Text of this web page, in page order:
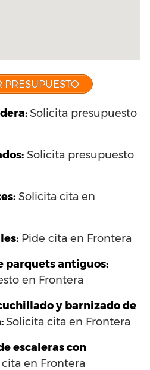
PRESUPUESTO
Solicita presupuesto
: Solicita presupuesto
Solicita cita en
Pide cita en Frontera
parquets antiguos:
en Frontera
y barnizado de
Solicita cita en Frontera
escaleras con
en Frontera